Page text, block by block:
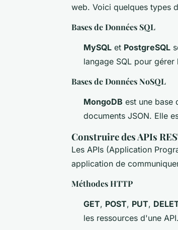
web. Voici quelques types
Bases de Données SQL
MySQL et PostgreSQL
langage SQL pour
Bases de Données NoSQL
MongoDB est une base
documents JSON. Elle
Construire des APIs
Les APIs (Application
application de
Méthodes HTTP
GET, POST, PUT,
les ressources d'une API.